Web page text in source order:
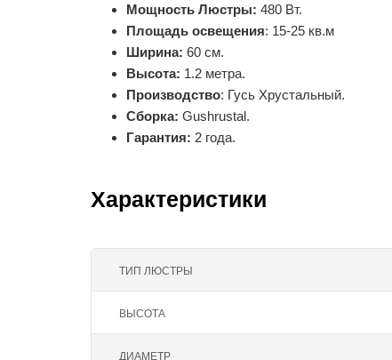
Мощность Люстры: 480 Вт.
Площадь освещения: 15-25 кв.м
Ширина: 60 см.
Высота: 1.2 метра.
Производство: Гусь Хрустальный.
Сборка: Gushrustal.
Гарантия: 2 года.
Характеристики
ТИП ЛЮСТРЫ
ВЫСОТА
ДИАМЕТР